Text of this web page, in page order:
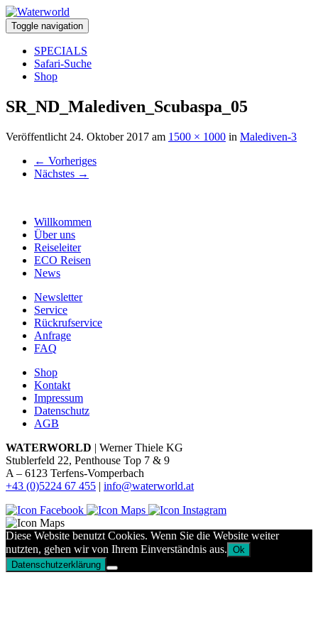
Toggle navigation
SPECIALS
Safari-Suche
Shop
SR_ND_Malediven_Scubaspa_05
Veröffentlicht 24. Oktober 2017 am 1500 × 1000 in Malediven-3
← Vorheriges
Nächstes →
Willkommen
Über uns
Reiseleiter
ECO Reisen
News
Newsletter
Service
Rückrufservice
Anfrage
FAQ
Shop
Kontakt
Impressum
Datenschutz
AGB
WATERWORLD | Werner Thiele KG
Stublerfeld 22, Penthouse Top 7 & 9
A – 6123 Terfens-Vomperbach
+43 (0)5224 67 455 | info@waterworld.at
Diese Website benutzt Cookies. Wenn Sie die Website weiter
nutzten, gehen wir von Ihrem Einverständnis aus. Ok
Datenschutzerklärung